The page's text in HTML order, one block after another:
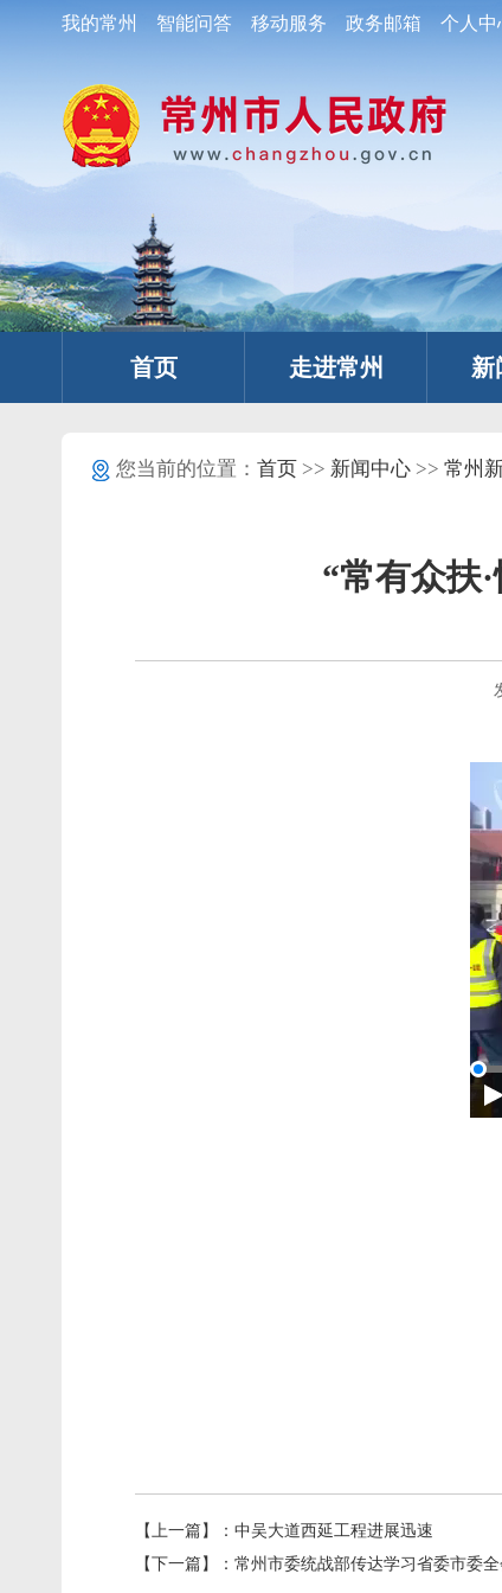
我的常州 智能问答 移动服务 政务邮箱 个人中
首页 走进常州 新
您当前的位置： 首页>> 新闻中心>> 常州
“常有众扶
【上一篇】： 中吴大道西延工程进展迅速
【下一篇】： 常州市委统战部传达学习省委市委